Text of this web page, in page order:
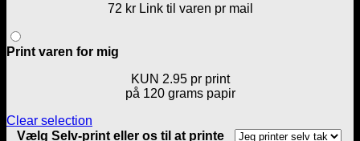
72 kr Link til varen pr mail
Print varen for mig
KUN 2.95 pr print
på 120 grams papir
Clear selection
Vælg Selv-print eller os til at printe